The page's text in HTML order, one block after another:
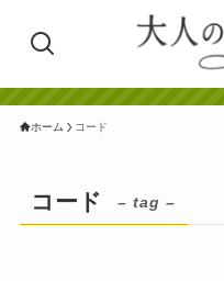
ホーム コード
コード – tag –